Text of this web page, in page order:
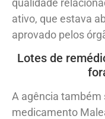
ativo, que estava
aprovado pelos
Lotes de
A agência também
medicamento